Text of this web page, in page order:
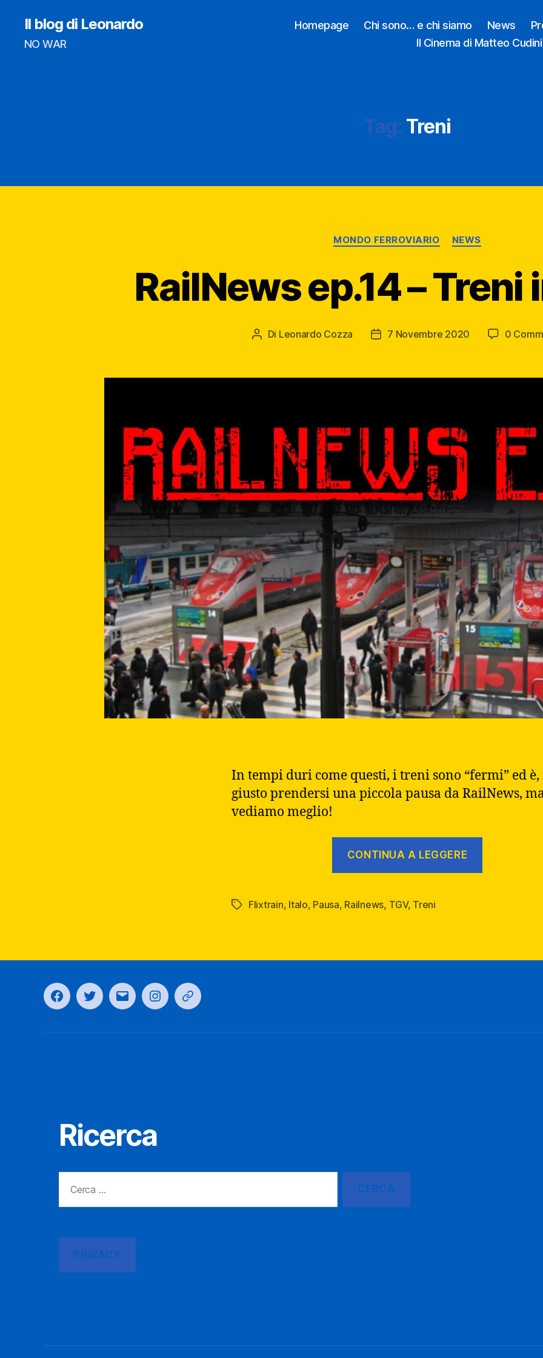
Il blog di Leonardo
NO WAR
Homepage Chi sono… e chi siamo News
Il Cinema di Matteo Cudini
Tag: Treni
Categorie
MONDO FERROVIARIO NEWS
RailNews ep.14 – Treni
Autore
Di Leonardo Cozza
Data7 Novembre 2020 0
In tempi duri come questi, i treni sono “fermi” ed è,
giusto prendersi una piccola pausa da RailNews,
vediamo meglio!
CONTINUA A LEGGERE
Tag Flixtrain, Italo, Pausa, Railnews, TGV, Treni
FacebookTwitterEmail InstagramTelegram
Ricerca
PRIVACY